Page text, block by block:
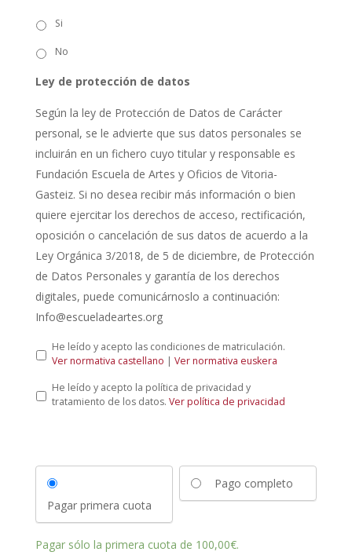
Si
No
Ley de protección de datos
Según la ley de Protección de Datos de Carácter
personal, se le advierte que sus datos personales se
incluirán en un fichero cuyo titular y responsable es
Fundación Escuela de Artes y Oficios de Vitoria-
Gasteiz. Si no desea recibir más información o bien
quiere ejercitar los derechos de acceso, rectificación,
oposición o cancelación de sus datos de acuerdo a la
Ley Orgánica 3/2018, de 5 de diciembre, de Protección
de Datos Personales y garantía de los derechos
digitales, puede comunicárnoslo a continuación:
Info@escueladeartes.org
L
e
d
e
n
He leído y acepto las condiciones de matriculación.
Ver normativa castellano | Ver normativa euskera
P
o
c
r
He leído y acepto la política de privacidad y
tratamiento de los datos. Ver política de privacidad
Pagar primera cuota
Pago completo
Pagar sólo la primera cuota de 100,00€.